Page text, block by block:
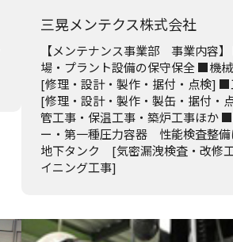
三晃メンテクス株式会社
【メンテナンス事業部 事業内容
場・プラント設備の保守保全 ■機
[修理・設計・製作・据付・点検]
[修理・設計・製作・製缶・据付・
管工事・保温工事・築炉工事ほか
ー・第一種圧力容器 性能検査整
地下タンク [気密漏洩検査・改修
イニング工事]